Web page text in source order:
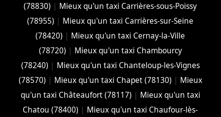
(78830) | Mieux qu'un taxi Carrières-sous-Poissy
(78955) | Mieux qu'un taxi Carrières-sur-Seine
(78420) | Mieux qu'un taxi Cernay-la-Ville
(78720) | Mieux qu'un taxi Chambourcy
(78240) | Mieux qu'un taxi Chanteloup-les-Vignes
(78570) | Mieux qu'un taxi Chapet (78130) | Mieux
qu'un taxi Châteaufort (78117) | Mieux qu'un taxi
Chatou (78400) | Mieux qu'un taxi Chaufour-lès-